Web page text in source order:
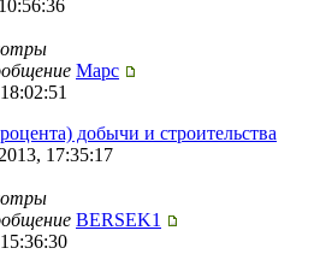
Mapc
добычи и строительства
17:35:17
BERSEK1